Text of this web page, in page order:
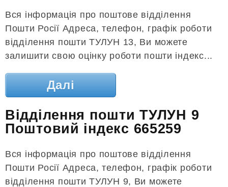
Вся інформація про поштове відділення
Пошти Росії Адреса, телефон, графік роботи
відділення пошти ТУЛУН 13, Ви можете
залишити свою оцінку роботи пошти індекс...
Далі
Відділення пошти ТУЛУН 9
Поштовий індекс 665259
Вся інформація про поштове відділення
Пошти Росії Адреса, телефон, графік роботи
відділення пошти ТУЛУН 9, Ви можете